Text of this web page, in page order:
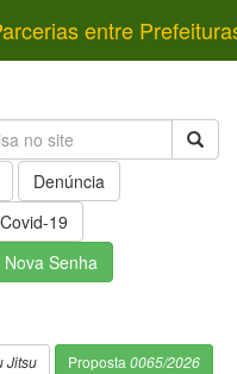
entre
Denúncia
Covid-19
Nova Senha
Jitsu Proposta 0065/2026